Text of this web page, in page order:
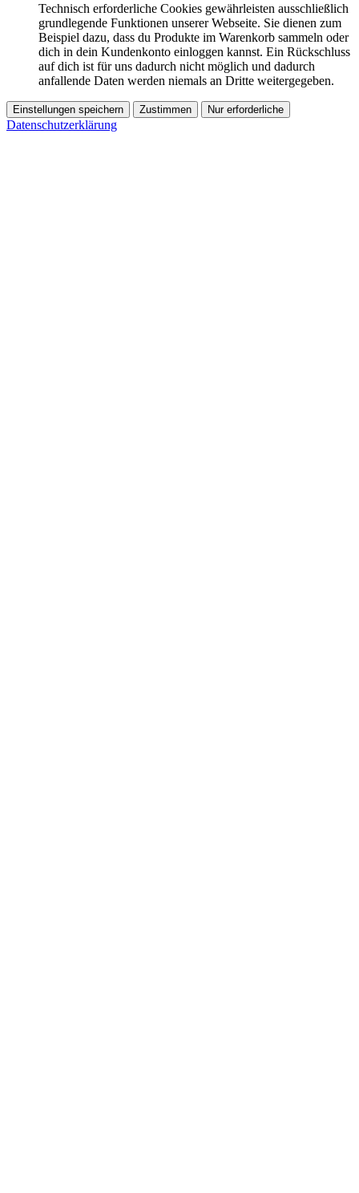
Technisch erforderliche Cookies gewährleisten ausschließlich
grundlegende Funktionen unserer Webseite. Sie dienen zum
Beispiel dazu, dass du Produkte im Warenkorb sammeln oder
dich in dein Kundenkonto einloggen kannst. Ein Rückschluss
auf dich ist für uns dadurch nicht möglich und dadurch
anfallende Daten werden niemals an Dritte weitergegeben.
Einstellungen speichern Zustimmen Nur erforderliche
Datenschutzerklärung